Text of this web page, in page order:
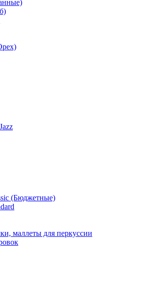
(Бюджетные)
маллеты для перкуссии